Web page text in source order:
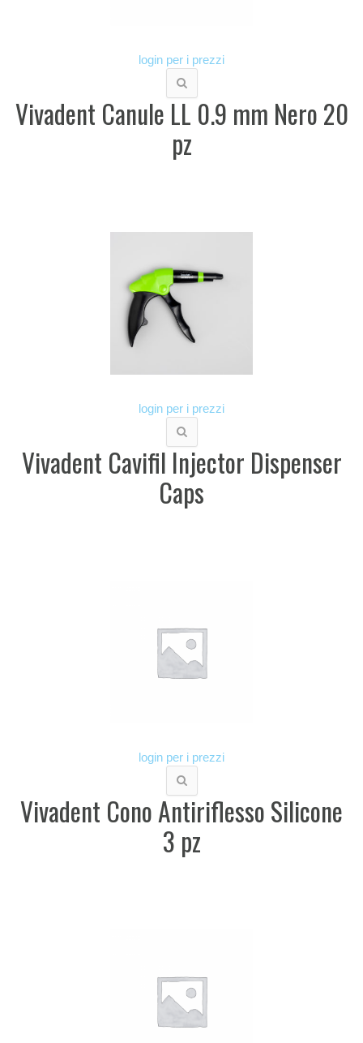
login per i prezzi
Vivadent Canule LL 0.9 mm Nero 20
pz
login per i prezzi
Vivadent Cavifil Injector Dispenser
Caps
login per i prezzi
Vivadent Cono Antiriflesso Silicone
3 pz